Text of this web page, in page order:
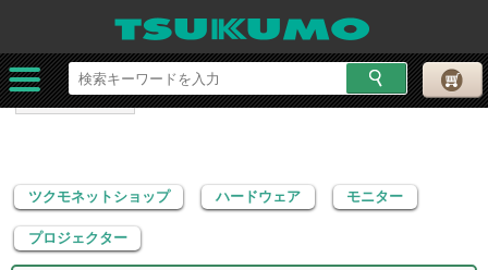
ツクモネットショップ ハードウェア
モニター
プロジェクター
ツクモネットショップ ハードウェア モニター
プロジェクター